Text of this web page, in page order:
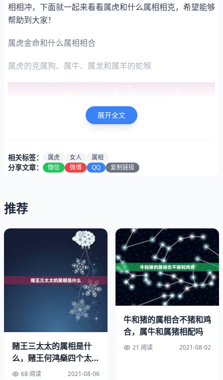
相相冲，下面就一起来看看属虎和什么属相相克，希望能够
帮助到大家！
属虎金命和什么属相相合
属虎的克属狗、属牛、属龙和属羊的蛇猴
为人猛烈，易热易冷，无情。早年勤俭，早年发达。聪明超
群之命，晚年大好有良机，福寿双全。年属虎人的命运年出
生的属虎人属于山林之虎是炉中火命。为人多学多成，心性
耿直。直谈善辩。身心清闲。易近贵人，有官运。女人贤
良，处事聪明伶俐之命。年属虎人的命运年出生的属虎人属
展开全文
相关标签： 属虎 女人 属相
分享文章： 微信 微博 QQ 复制链接
推荐
赌王三太太的属相是什
么，赌王何鸿燊四个太太
中年轻时最漂亮的是哪位
68 阅读 2021-08-06
牛和猪的属相合不猪和鸡
合，属牛和属猪相配吗
21 阅读 2021-08-02